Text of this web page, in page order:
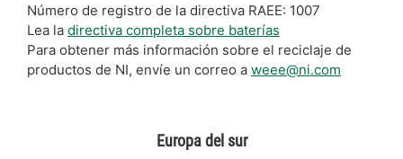
Número de registro de la directiva RAEE: 1007
Lea la directiva completa sobre baterías
Para obtener más información sobre el reciclaje de
productos de NI, envíe un correo a weee@ni.com
Europa del sur